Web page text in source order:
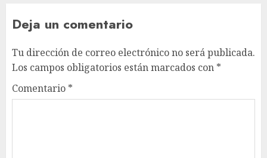
Deja un comentario
Tu dirección de correo electrónico no será publicada.
Los campos obligatorios están marcados con *
Comentario *